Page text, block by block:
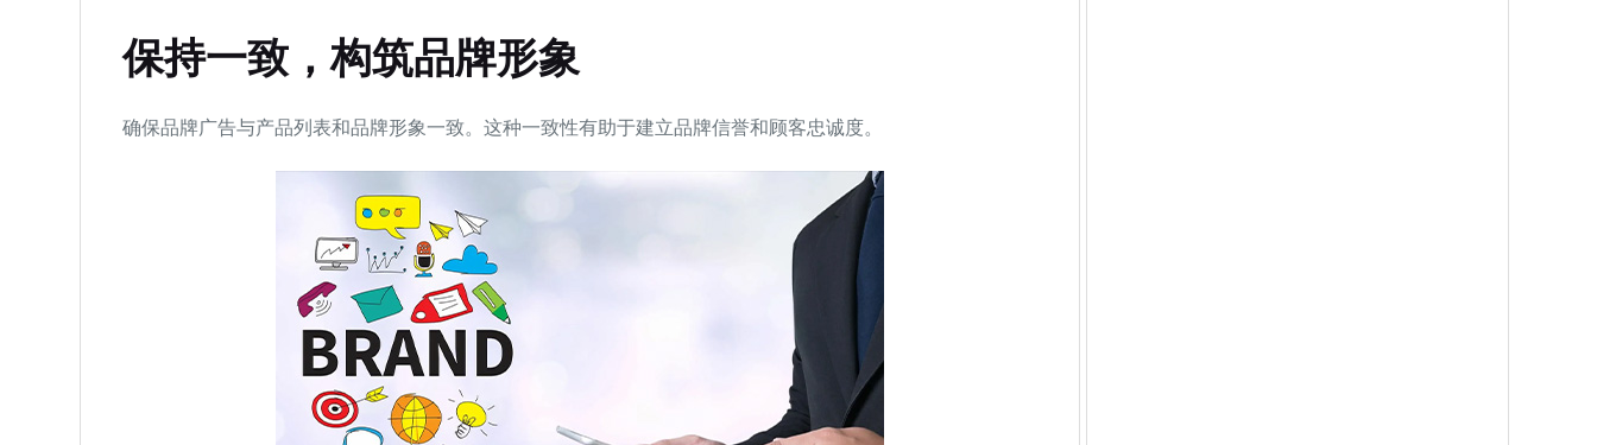
保持一致，构筑品牌形象
确保品牌广告与产品列表和品牌形象一致。这种一致性有助于建立品牌信誉和顾客忠诚度。